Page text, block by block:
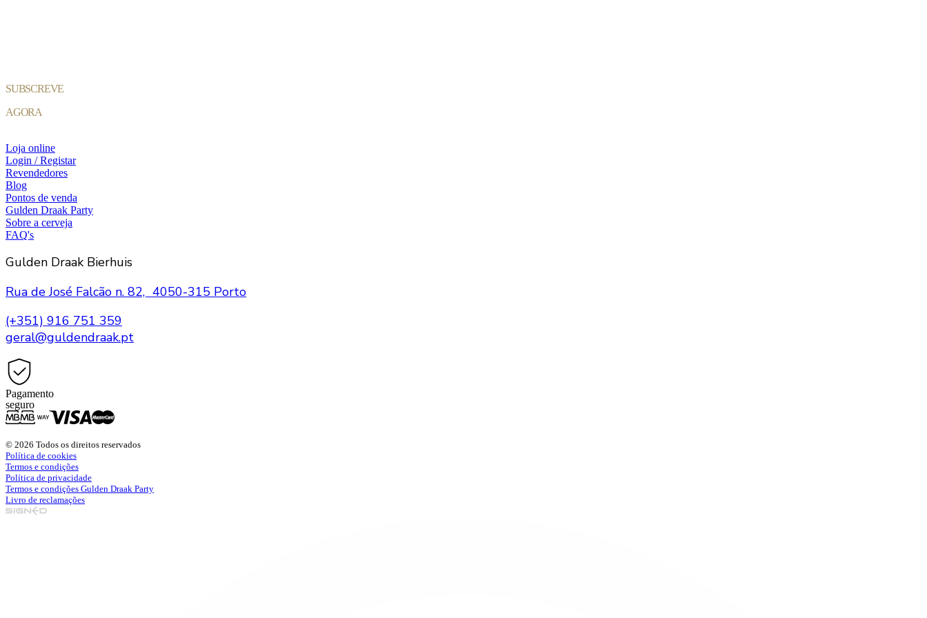
SUBSCREVE
AGORA
Loja online
Login / Registar
Revendedores
Blog
Pontos de venda
Gulden Draak Party
Sobre a cerveja
FAQ's
Gulden Draak Bierhuis
Rua de José Falcão n. 82, 4050-315 Porto
(+351) 916 751 359
geral@guldendraak.pt
Pagamento
seguro
© 2026 Todos os direitos reservados
Política de cookies
Termos e condições
Política de privacidade
Termos e condições Gulden Draak Party
Livro de reclamações